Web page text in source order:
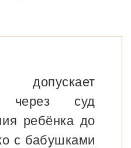
через суд
ребёнка до
с бабушками